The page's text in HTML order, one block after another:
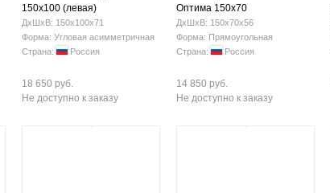
150х100 (левая)
ДхШхВ: 150х100х71
Форма: Угловая асимметричная
Страна:
Россия
18 650 руб.
Не доступно к заказу
Оптима 150х70
ДхШхВ: 150х70х56
Форма: Прямоугольная
Страна:
Россия
14 850 руб.
Не доступно к заказу